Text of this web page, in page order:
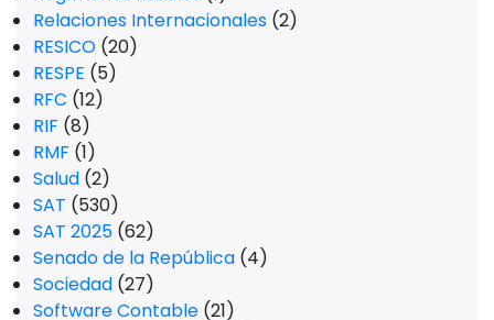
Relaciones Internacionales (2)
RESICO (20)
RESPE (5)
RFC (12)
RIF (8)
RMF (1)
Salud (2)
SAT (530)
SAT 2025 (62)
Senado de la República (4)
Sociedad (27)
Software Contable (21)